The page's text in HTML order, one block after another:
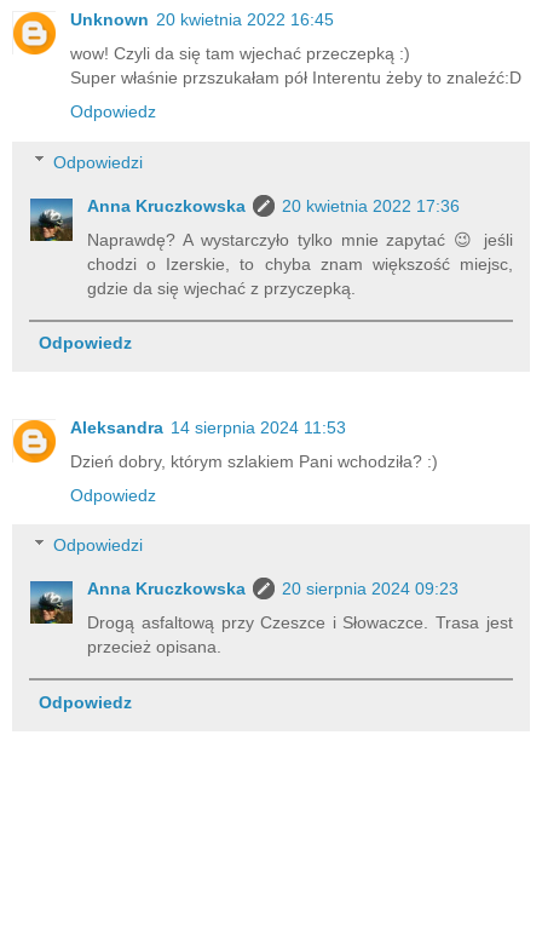
Unknown 20 kwietnia 2022 16:45
wow! Czyli da się tam wjechać przeczepką :)
Super właśnie przszukałam pół Interentu żeby to znaleźć:D
Odpowiedz
Odpowiedzi
Anna Kruczkowska
20 kwietnia 2022 17:36
Naprawdę? A wystarczyło tylko mnie zapytać 😉 jeśli
chodzi o Izerskie, to chyba znam większość miejsc,
gdzie da się wjechać z przyczepką.
Odpowiedz
Aleksandra 14 sierpnia 2024 11:53
Dzień dobry, którym szlakiem Pani wchodziła? :)
Odpowiedz
Odpowiedzi
Anna Kruczkowska
20 sierpnia 2024 09:23
Drogą asfaltową przy Czeszce i Słowaczce. Trasa jest
przecież opisana.
Odpowiedz